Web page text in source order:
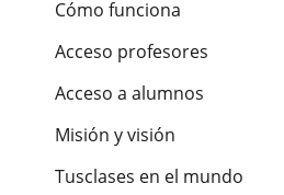
Cómo funciona
Acceso profesores
Acceso a alumnos
Misión y visión
Tusclases en el mundo